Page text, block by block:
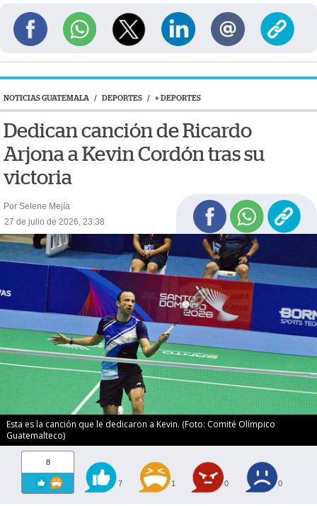
NOTICIAS GUATEMALA / DEPORTES / + DEPORTES
Dedican canción de Ricardo
Arjona a Kevin Cordón tras su
victoria
Por Selene Mejía
27 de julio de 2026, 23:38
Esta es la canción que le dedicaron a Kevin. (Foto: Comité Olímpico
Guatemalteco)
8
7 1 0 0